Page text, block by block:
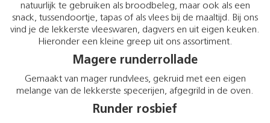
natuurlijk te gebruiken als broodbeleg, maar ook als een
snack, tussendoortje, tapas of als vlees bij de maaltijd. Bij ons
vind je de lekkerste vleeswaren, dagvers en uit eigen keuken.
Hieronder een kleine greep uit ons assortiment.
Magere runderrollade
Gemaakt van mager rundvlees, gekruid met een eigen
melange van de lekkerste specerijen, afgegrild in de oven.
Runder rosbief